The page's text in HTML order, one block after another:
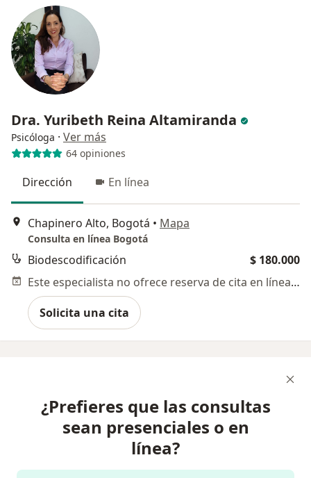
Dra. Yuribeth Reina Altamiranda
Psicóloga · Ver más
64 opiniones
Dirección En línea
Chapinero Alto, Bogotá • Mapa
Consulta en línea Bogotá
Biodescodificación
$ 180.000
Este especialista no ofrece reserva de cita en línea en esta dirección.
Solicita una cita
¿Prefieres que las consultas
sean presenciales o en
línea?